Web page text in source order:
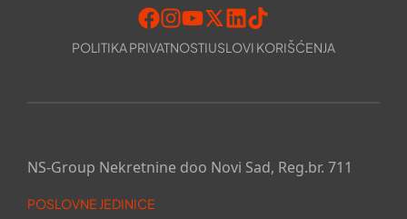
POLITIKA PRIVATNOSTIUSLOVI KORIŠĆENJA
NS-Group Nekretnine doo Novi Sad, Reg.br. 711
POSLOVNE JEDINICE